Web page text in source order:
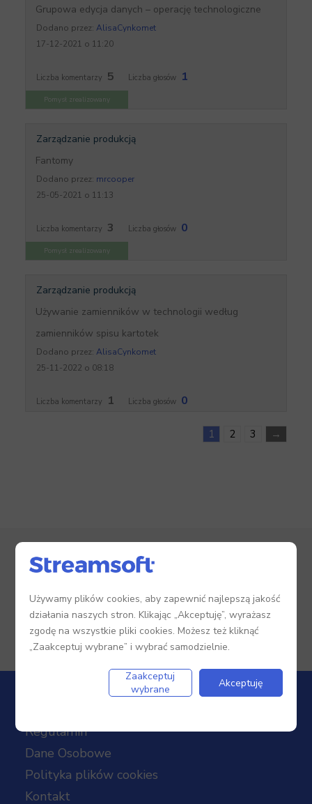
Grupowa edycja danych – operację technologiczne
Dodano przez: AlisaCynkomet
17-12-2021 o 11:20
Liczba komentarzy 5 Liczba głosów 1
Pomysł zrealizowany
Zarządzanie produkcją
Fantomy
Dodano przez: mrcooper
25-05-2021 o 11:13
Liczba komentarzy 3 Liczba głosów 0
Pomysł zrealizowany
Zarządzanie produkcją
Używanie zamienników w technologii według
zamienników spisu kartotek
Dodano przez: AlisaCynkomet
25-11-2022 o 08:18
Liczba komentarzy 1 Liczba głosów 0
1 2 3 →
Zgłoś pomysł!
Zaloguj się, żeby zgłosić pomysł.
Nie masz jeszcze konta?Zarejestruj się.
Regulamin
Dane Osobowe
Polityka plików cookies
Kontakt
Używamy plików cookies, aby zapewnić najlepszą jakość
działania naszych stron. Klikając „Akceptuję”, wyrażasz
zgodę na wszystkie pliki cookies. Możesz też kliknąć
„Zaakceptuj wybrane” i wybrać samodzielnie.
Zaakceptuj
wybrane
Akceptuję